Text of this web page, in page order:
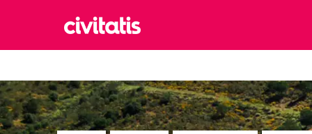
Italia
Reino